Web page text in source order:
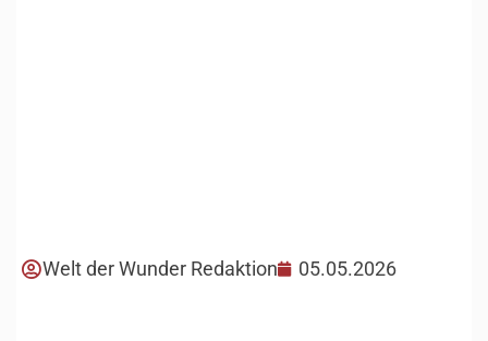
Welt der Wunder Redaktion 05.05.2026